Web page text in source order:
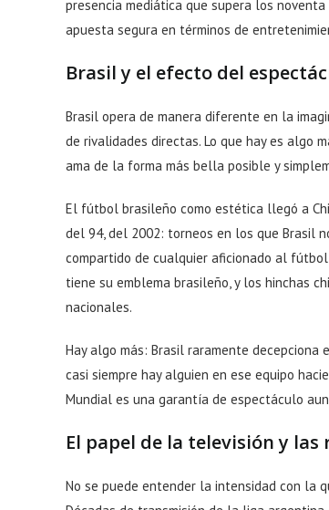
presencia mediática que supera los
apuesta segura en términos de
Brasil y el efecto del
Brasil opera de manera diferente en la
de rivalidades directas. Lo que hay es algo
ama de la forma más bella posible y
El fútbol brasileño como estética llegó a
del 94, del 2002: torneos en los que Brasil
compartido de cualquier aficionado al fútbol
tiene su emblema brasileño, y los hinchas
nacionales.
Hay algo más: Brasil raramente
casi siempre hay alguien en ese equipo
Mundial es una garantía de espectáculo
El papel de la televisión y
No se puede entender la intensidad con la